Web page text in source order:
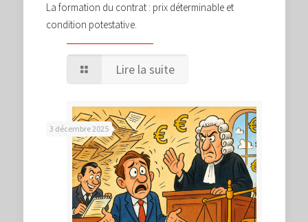
La formation du contrat : prix déterminable et
condition potestative.
Lire la suite
3 décembre 2025